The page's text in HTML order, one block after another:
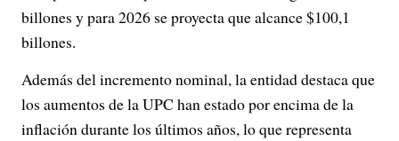
billones y para 2026 se proyecta que alcance $100,1
billones.
Además del incremento nominal, la entidad destaca que
los aumentos de la UPC han estado por encima de la
inflación durante los últimos años, lo que representa